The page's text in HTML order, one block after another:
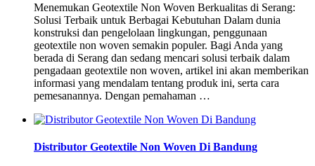
Menemukan Geotextile Non Woven Berkualitas di Serang:
Solusi Terbaik untuk Berbagai Kebutuhan Dalam dunia
konstruksi dan pengelolaan lingkungan, penggunaan
geotextile non woven semakin populer. Bagi Anda yang
berada di Serang dan sedang mencari solusi terbaik dalam
pengadaan geotextile non woven, artikel ini akan memberikan
informasi yang mendalam tentang produk ini, serta cara
pemesanannya. Dengan pemahaman …
Distributor Geotextile Non Woven Di Bandung